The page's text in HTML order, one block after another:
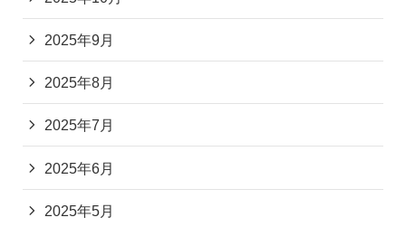
2025年9月
2025年8月
2025年7月
2025年6月
2025年5月